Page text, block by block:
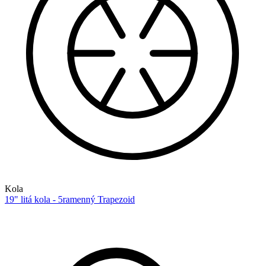
Kola
19" litá kola - 5ramenný Trapezoid